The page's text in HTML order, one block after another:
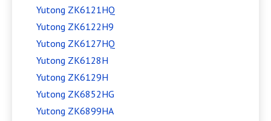
Yutong ZK6121HQ
Yutong ZK6122H9
Yutong ZK6127HQ
Yutong ZK6128H
Yutong ZK6129H
Yutong ZK6852HG
Yutong ZK6899HA